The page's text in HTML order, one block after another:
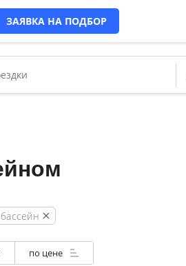
ЗАЯВКА НА ПОДБОР
по цене